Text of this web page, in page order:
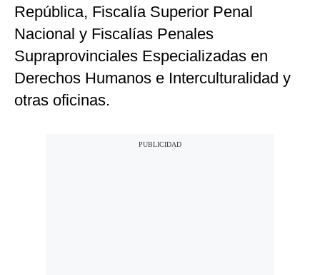
República, Fiscalía Superior Penal
Nacional y Fiscalías Penales
Supraprovinciales Especializadas en
Derechos Humanos e Interculturalidad y
otras oficinas.